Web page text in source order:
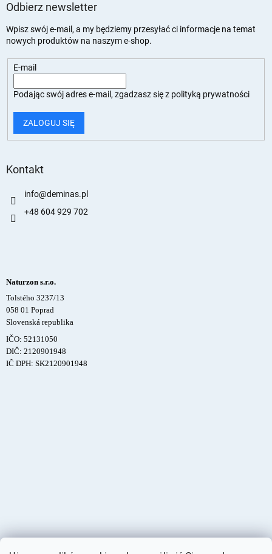
Odbierz newsletter
Wpisz swój e-mail, a my będziemy przesyłać ci informacje na temat
nowych produktów na naszym e-shop.
E-mail
Podając swój adres e-mail, zgadzasz się z polityką prywatności
ZALOGUJ SIĘ
Kontakt
info@deminas.pl
+48 604 929 702
Naturzon s.r.o.
Tolstého 3237/13
058 01 Poprad
Slovenská republika
IČO: 52131050
DIČ: 2120901948
IČ DPH: SK2120901948